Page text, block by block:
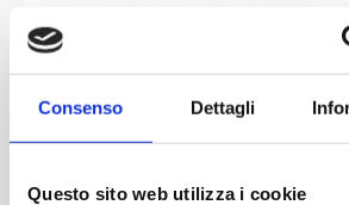
Consenso Dettagli
Questo sito web utilizza i cookie